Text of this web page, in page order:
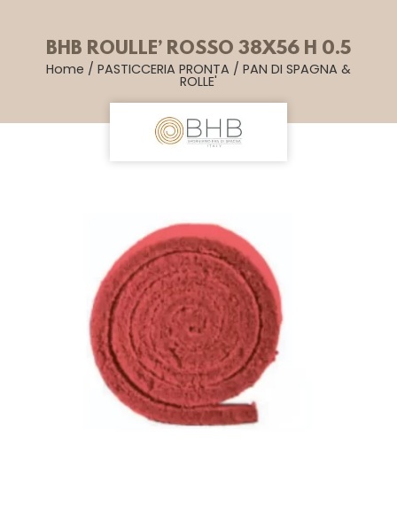
BHB ROULLE’ ROSSO 38X56 H 0.5
Home / PASTICCERIA PRONTA / PAN DI SPAGNA &
ROLLE'